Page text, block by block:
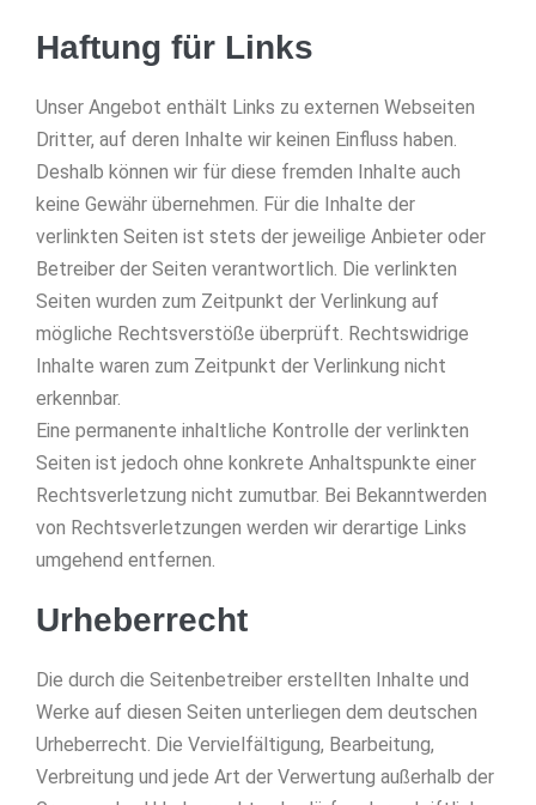
Haftung für Links
Unser Angebot enthält Links zu externen Webseiten
Dritter, auf deren Inhalte wir keinen Einfluss haben.
Deshalb können wir für diese fremden Inhalte auch
keine Gewähr übernehmen. Für die Inhalte der
verlinkten Seiten ist stets der jeweilige Anbieter oder
Betreiber der Seiten verantwortlich. Die verlinkten
Seiten wurden zum Zeitpunkt der Verlinkung auf
mögliche Rechtsverstöße überprüft. Rechtswidrige
Inhalte waren zum Zeitpunkt der Verlinkung nicht
erkennbar.
Eine permanente inhaltliche Kontrolle der verlinkten
Seiten ist jedoch ohne konkrete Anhaltspunkte einer
Rechtsverletzung nicht zumutbar. Bei Bekanntwerden
von Rechtsverletzungen werden wir derartige Links
umgehend entfernen.
Urheberrecht
Die durch die Seitenbetreiber erstellten Inhalte und
Werke auf diesen Seiten unterliegen dem deutschen
Urheberrecht. Die Vervielfältigung, Bearbeitung,
Verbreitung und jede Art der Verwertung außerhalb der